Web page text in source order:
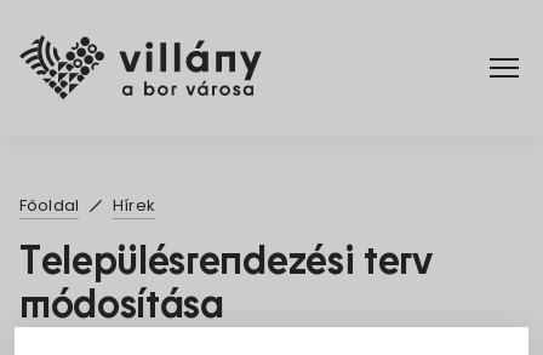
Elérhetőségek
Főoldal Hírek
Településrendezési terv
módosítása